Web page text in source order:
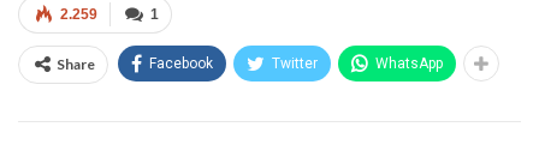
1
2.259
Share Facebook Twitter WhatsApp